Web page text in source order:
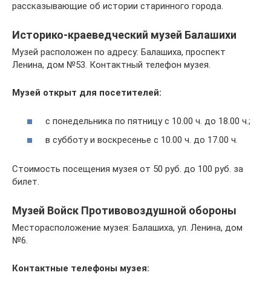
рассказывающие об истории старинного города.
Историко-краеведческий музей Балашихи
Музей расположен по адресу: Балашиха, проспект
Ленина, дом №53. Контактный телефон музея.
Музей открыт для посетителей:
с понедельника по пятницу с 10.00 ч. до 18.00 ч.;
в субботу и воскресенье с 10.00 ч. до 17.00 ч.
Стоимость посещения музея от 50 руб. до 100 руб. за
билет.
Музей Войск Противовоздушной обороны
Месторасположение музея: Балашиха, ул. Ленина, дом
№6.
Контактные телефоны музея: